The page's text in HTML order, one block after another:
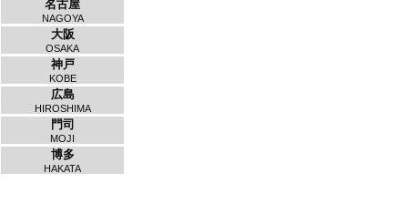
名古屋
NAGOYA
大阪
OSAKA
神戸
KOBE
広島
HIROSHIMA
門司
MOJI
博多
HAKATA